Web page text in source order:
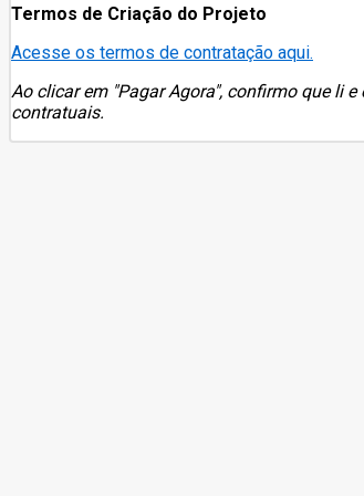
Termos de Criação do Projeto
Acesse os termos de contratação aqui.
Ao clicar em "Pagar Agora", confirmo que li
contratuais.